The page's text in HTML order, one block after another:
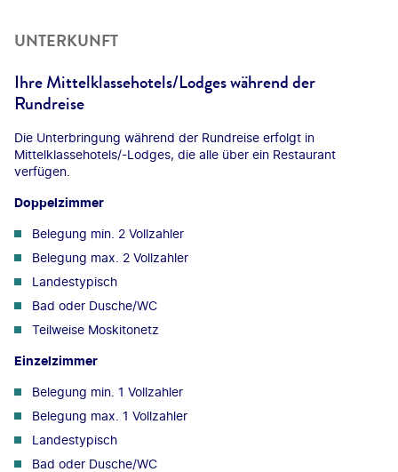
UNTERKUNFT
Ihre Mittelklassehotels/Lodges während der
Rundreise
Die Unterbringung während der Rundreise erfolgt in
Mittelklassehotels/-Lodges, die alle über ein Restaurant
verfügen.
Doppelzimmer
Belegung min. 2 Vollzahler
Belegung max. 2 Vollzahler
Landestypisch
Bad oder Dusche/WC
Teilweise Moskitonetz
Einzelzimmer
Belegung min. 1 Vollzahler
Belegung max. 1 Vollzahler
Landestypisch
Bad oder Dusche/WC